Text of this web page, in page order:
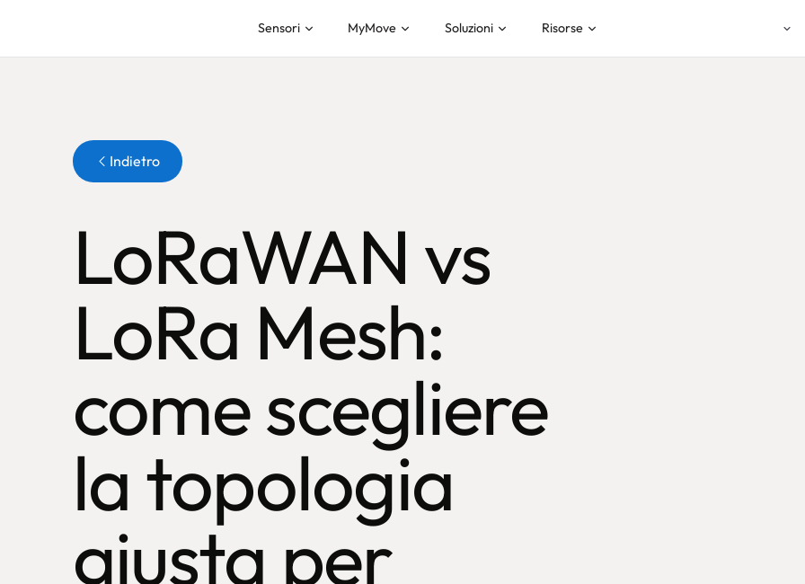
Sensori MyMove Soluzioni Risorse
Indietro
LoRaWAN vs
LoRa Mesh:
come scegliere
la topologia
giusta per